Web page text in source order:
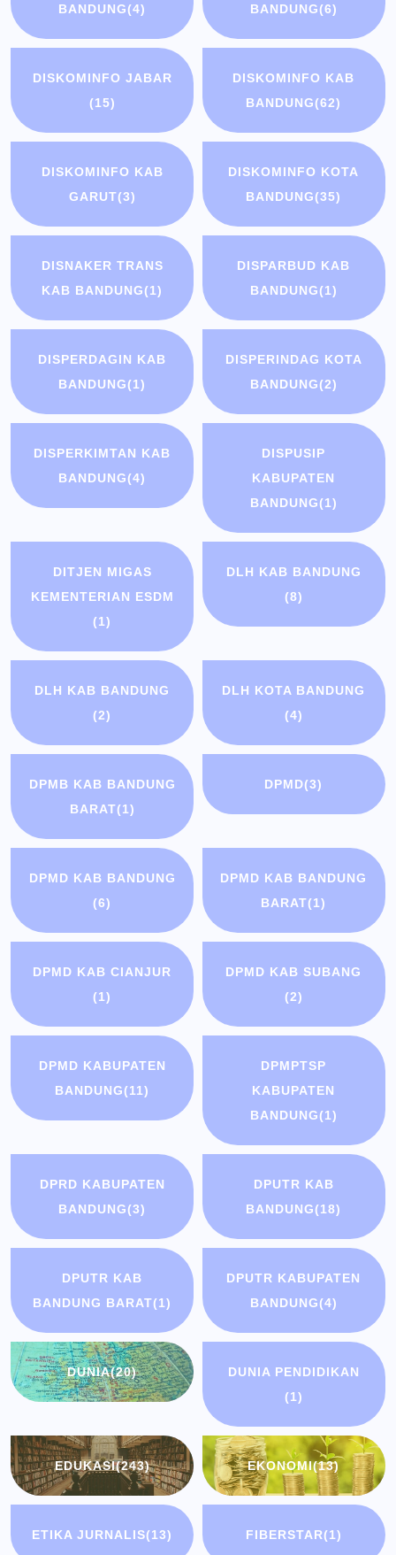
BANDUNG(4) BANDUNG(6)
DISKOMINFO JABAR
(15)
DISKOMINFO KAB
BANDUNG(62)
DISKOMINFO KAB
GARUT(3)
DISKOMINFO KOTA
BANDUNG(35)
DISNAKER TRANS
KAB BANDUNG(1)
DISPARBUD KAB
BANDUNG(1)
DISPERDAGIN KAB
BANDUNG(1)
DISPERINDAG KOTA
BANDUNG(2)
DISPERKIMTAN KAB
BANDUNG(4)
DISPUSIP
KABUPATEN
BANDUNG(1)
DITJEN MIGAS
KEMENTERIAN ESDM
(1)
DLH KAB BANDUNG
(8)
DLH KAB BANDUNG
(2)
DLH KOTA BANDUNG
(4)
DPMB KAB BANDUNG
BARAT(1)
DPMD(3)
DPMD KAB BANDUNG
(6)
DPMD KAB BANDUNG
BARAT(1)
DPMD KAB CIANJUR
(1)
DPMD KAB SUBANG
(2)
DPMD KABUPATEN
BANDUNG(11)
DPMPTSP
KABUPATEN
BANDUNG(1)
DPRD KABUPATEN
BANDUNG(3)
DPUTR KAB
BANDUNG(18)
DPUTR KAB
BANDUNG BARAT(1)
DPUTR KABUPATEN
BANDUNG(4)
DUNIA(20)
DUNIA PENDIDIKAN
(1)
EDUKASI(243) EKONOMI(13)
ETIKA JURNALIS(13) FIBERSTAR(1)